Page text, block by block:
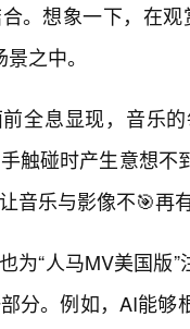
。想象一下，在
之中。
全息显现，音乐
触碰时产生意想
音乐与影像不🎯再
为“人马MV美国版
分。例如，AI能